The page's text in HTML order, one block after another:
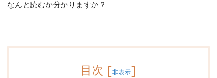
なんと読むか分かりますか？
目次 [非表示]